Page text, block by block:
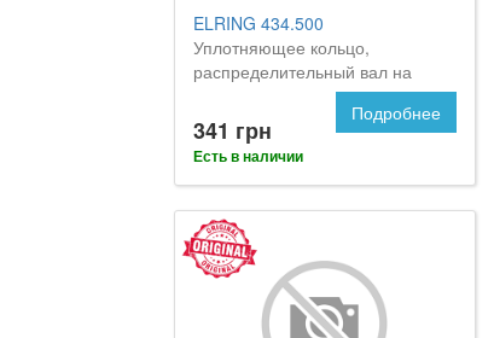
ELRING 434.500
Уплотняющее кольцо,
распределительный вал на
341 грн
Есть в наличии
Подробнее